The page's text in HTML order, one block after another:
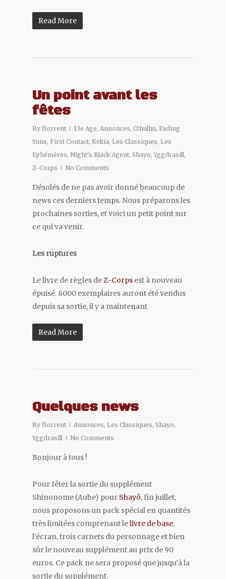
Read More
Un point avant les
fêtes
By florrent 13e Age, Annonces, Cthulhu, Fading
Suns, First Contact, Keltia, Les Classiques, Les
Ephémères, Night's Black Agent, Shayo,Yggdrasill,
Z-Corps
No Comments
Désolés de ne pas avoir donné beaucoup de
news ces derniers temps. Nous préparons les
prochaines sorties, et voici un petit point sur
ce qui va venir.
Les ruptures
Le livre de règles deZ-Corps est à nouveau
épuisé. 8000 exemplaires auront été vendus
depuis sa sortie, il y a maintenant
Read More
Quelques news
By florrent Annonces, Les Classiques, Shayo,
Yggdrasill
No Comments
Bonjour à tous !
Pour fêter la sortie du supplément
Shinonome (Aube) pour Shayô, fin juillet,
nous proposons un pack spécial en quantités
très limitées comprenant lelivre de base,
l’écran, trois carnets du personnage et bien
sûr le nouveau supplément au prix de 90
euros. Ce pack ne sera proposé que jusqu’à la
sortie du supplément.